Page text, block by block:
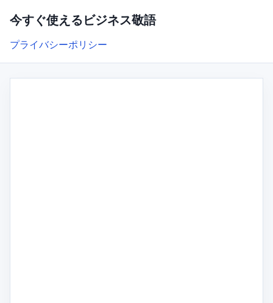
今すぐ使えるビジネス敬語
プライバシーポリシー